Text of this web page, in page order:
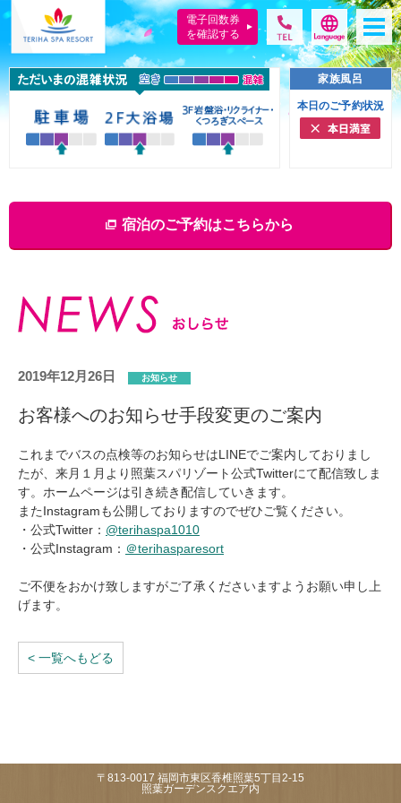
宿泊のご予約はこちらから
家族風呂
本日のご予約状況
電子回数券
を確認する
2019年12月26日 お知らせ
お客様へのお知らせ手段変更のご案内
これまでバスの点検等のお知らせはLINEでご案内しておりまし
たが、来月１月より照葉スパリゾート公式Twitterにて配信致しま
す。ホームページは引き続き配信していきます。
またInstagramも公開しておりますのでぜひご覧ください。
・公式Twitter： @terihaspa1010
・公式Instagram： ＠terihasparesort
ご不便をおかけ致しますがご了承くださいますようお願い申し上
げます。
< 一覧へもどる
〒813-0017 福岡市東区香椎照葉5丁目2-15
照葉ガーデンスクエア内